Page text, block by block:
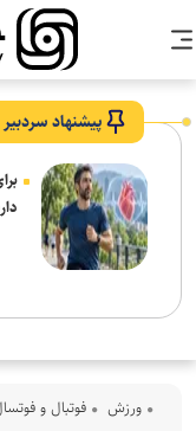
پیشنهاد سردبیر
ورزش فوتبال و